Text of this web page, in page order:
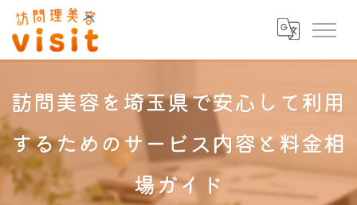
訪問美容を埼玉県で安心して利用
するためのサービス内容と料金相
場ガイド